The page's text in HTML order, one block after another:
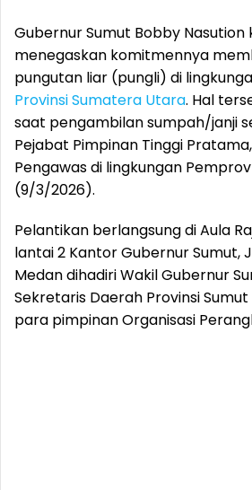
Gubernur Sumut Bobby Nasution
menegaskan komitmennya
pungutan liar (pungli) di
Provinsi Sumatera Utara. Hal
saat pengambilan sumpah/janji
Pejabat Pimpinan Tinggi
Pengawas di lingkungan
(9/3/2026).
Pelantikan berlangsung di Aula
lantai 2 Kantor Gubernur Sumut,
Medan dihadiri Wakil Gubernur
Sekretaris Daerah Provinsi
para pimpinan Organisasi